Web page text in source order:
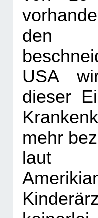
den
USA
dieser
mehr